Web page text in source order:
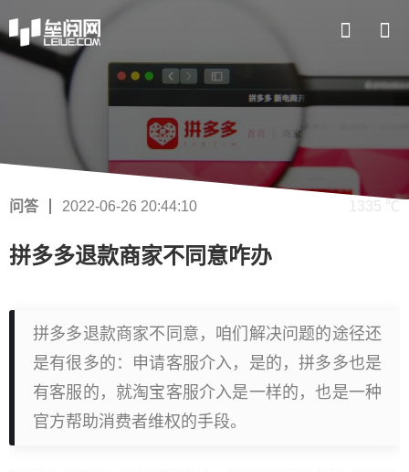
问答 2022-06-26 20:44:10 1335 ℃
拼多多退款商家不同意咋办
拼多多退款商家不同意，咱们解决问题的途径还
是有很多的：申请客服介入，是的，拼多多也是
有客服的，就淘宝客服介入是一样的，也是一种
官方帮助消费者维权的手段。